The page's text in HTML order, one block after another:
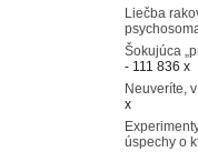
Liečba
Šokujúca
- 111 836 x
Neuveríte,
x
úspechy o